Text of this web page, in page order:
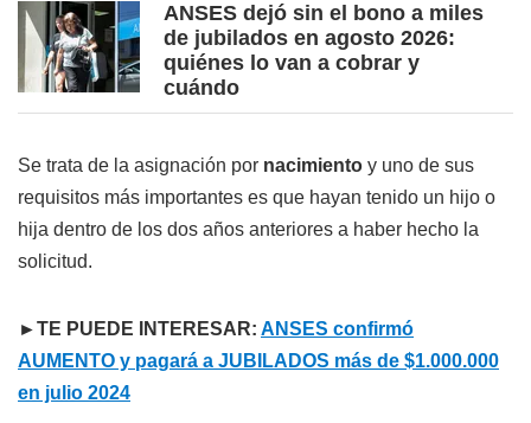
ANSES dejó sin el bono a miles
de jubilados en agosto 2026:
quiénes lo van a cobrar y
cuándo
Se trata de la asignación por nacimiento y uno de sus
requisitos más importantes es que hayan tenido un hijo o
hija dentro de los dos años anteriores a haber hecho la
solicitud.
►TE PUEDE INTERESAR: ANSES confirmó
AUMENTO y pagará a JUBILADOS más de $1.000.000
en julio 2024